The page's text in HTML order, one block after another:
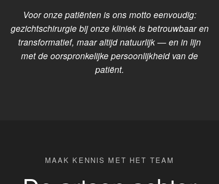
Voor onze patiënten is ons motto eenvoudig:
gezichtschirurgie bij onze kliniek is betrouwbaar en
transformatief, maar altijd natuurlijk — en in lijn
met de oorspronkelijke persoonlijkheid van de
patiënt.
MAAK KENNIS MET HET TEAM